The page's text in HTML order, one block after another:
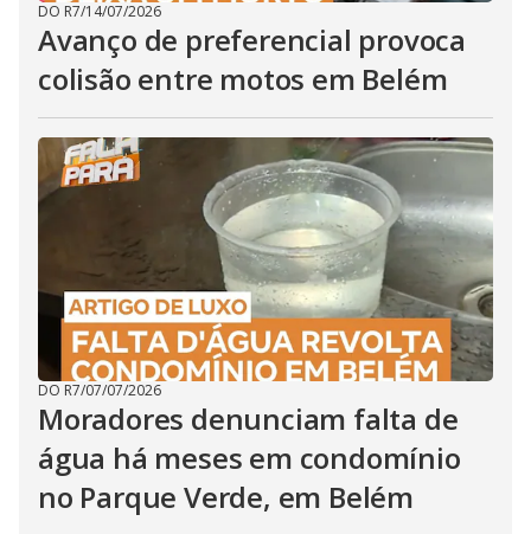
DO R7/14/07/2026
Avanço de preferencial provoca
colisão entre motos em Belém
DO R7/07/07/2026
Moradores denunciam falta de
água há meses em condomínio
no Parque Verde, em Belém